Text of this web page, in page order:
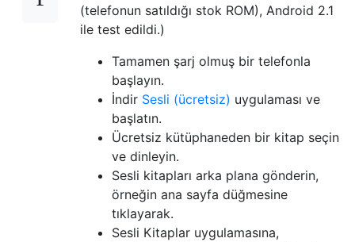
(telefonun satıldığı stok ROM), Android 2.1
ile test edildi.)
Tamamen şarj olmuş bir telefonla
başlayın.
İndir Sesli (ücretsiz) uygulaması ve
başlatın.
Ücretsiz kütüphaneden bir kitap seçin
ve dinleyin.
Sesli kitapları arka plana gönderin,
örneğin ana sayfa düğmesine
tıklayarak.
Sesli Kitaplar uygulamasına,